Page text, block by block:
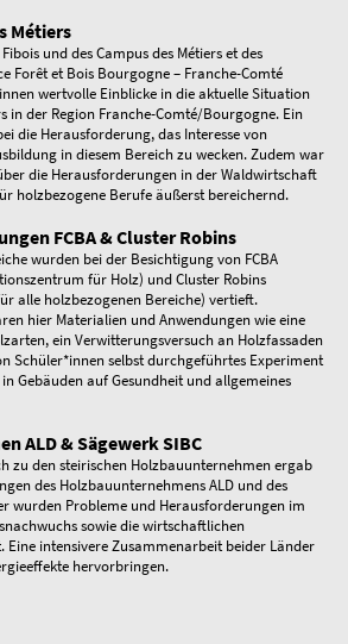
Métiers
und des Campus des Métiers et des
Forêt et Bois Bourgogne – Franche-Comté
wertvolle Einblicke in die aktuelle Situation
in der Region Franche-Comté/Bourgogne. Ein
die Herausforderung, das Interesse von
in diesem Bereich zu wecken. Zudem war
die Herausforderungen in der Waldwirtschaft
holzbezogene Berufe äußerst bereichernd.
FCBA & Cluster Robins
wurden bei der Besichtigung von FCBA
für Holz) und Cluster Robins
alle holzbezogenen Bereiche) vertieft.
hier Materialien und Anwendungen wie eine
ein Verwitterungsversuch an Holzfassaden
Schüler*innen selbst durchgeführtes Experiment
Gebäuden auf Gesundheit und allgemeines
ALD & Sägewerk SIBC
zu den steirischen Holzbauunternehmen ergab
des Holzbauunternehmens ALD und des
wurden Probleme und Herausforderungen im
sowie die wirtschaftlichen
Eine intensivere Zusammenarbeit beider Länder
hervorbringen.